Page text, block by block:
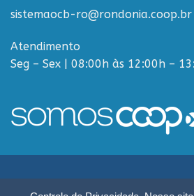
sistemaocb-ro@rondonia.coop.br
Atendimento
Seg – Sex | 08:00h às 12:00h –
Sistema OCB Rondônia © Todos os